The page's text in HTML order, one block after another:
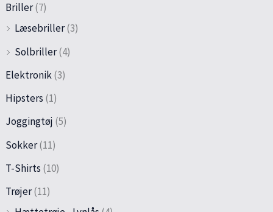
Briller(7)
Læsebriller(3)
Solbriller(4)
Elektronik(3)
Hipsters (1)
Joggingtøj (5)
Sokker(11)
T-Shirts (10)
Trøjer(11)